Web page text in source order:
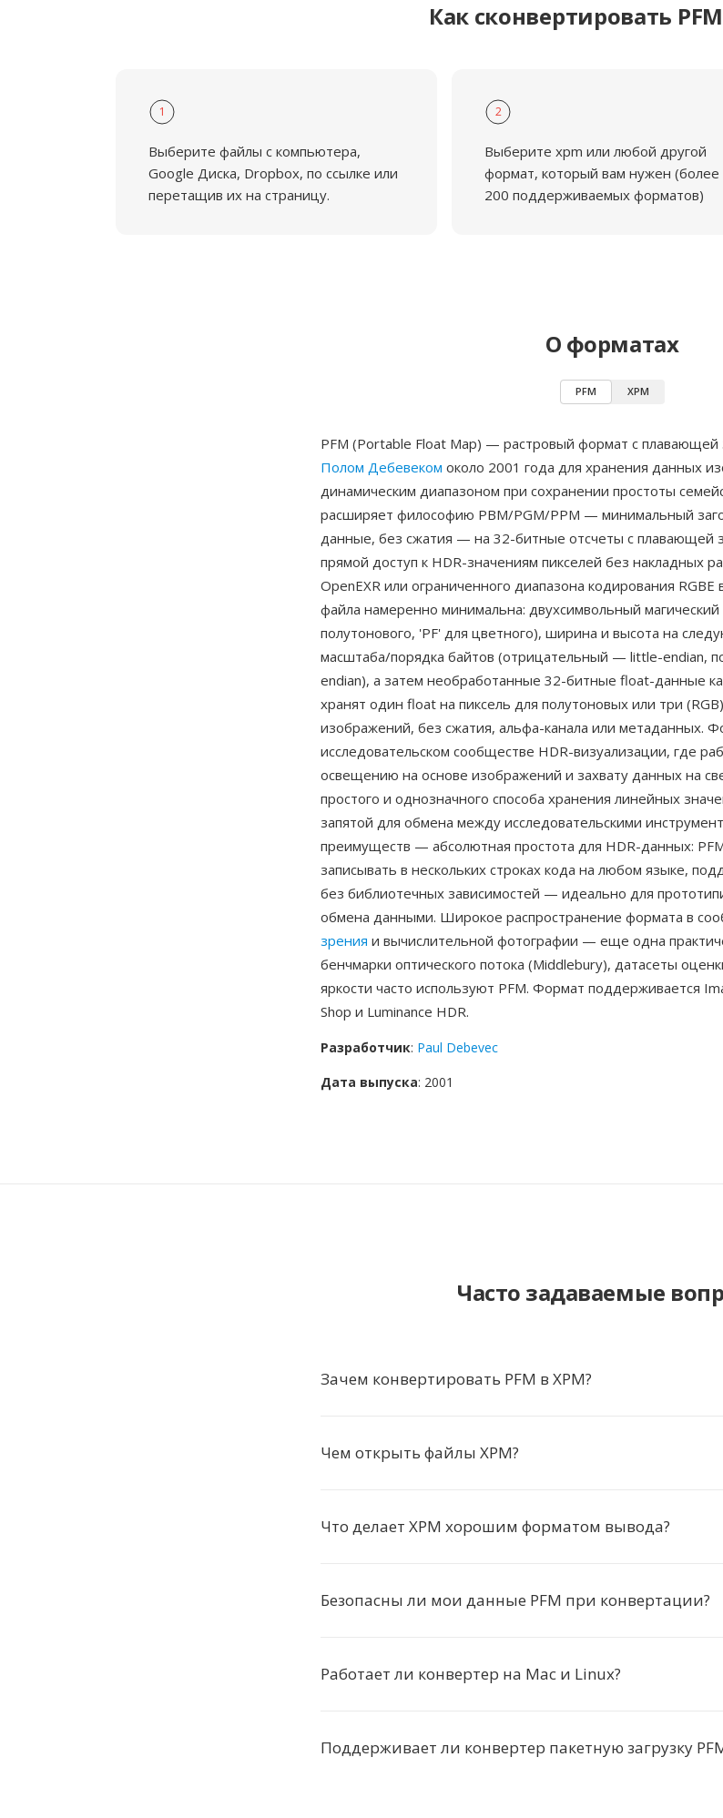
Как сконвертировать
1
Выберите файлы с компьютера,
Google Диска, Dropbox, по ссылке или
перетащив их на страницу.
2
Выберите xpm или любой другой
формат, который вам нужен (более
200 поддерживаемых форматов)
О форматах
PFM XPM
PFM (Portable Float Map) — растровый формат с плавающей
Полом Дебевеком около 2001 года для хранения данных
динамическим диапазоном при сохранении простоты
расширяет философию PBM/PGM/PPM — минимальный
данные, без сжатия — на 32-битные отсчеты с плавающей
прямой доступ к HDR-значениям пикселей без накладных
OpenEXR или ограниченного диапазона кодирования RGBE
файла намеренно минимальна: двухсимвольный
полутонового, 'PF' для цветного), ширина и высота на
масштаба/порядка байтов (отрицательный — little-endian,
endian), а затем необработанные 32-битные float-данные
хранят один float на пиксель для полутоновых или три
изображений, без сжатия, альфа-канала или метаданных.
исследовательском сообществе HDR-визуализации, где
освещению на основе изображений и захвату данных на
простого и однозначного способа хранения линейных
запятой для обмена между исследовательскими
преимуществ — абсолютная простота для HDR-данных:
записывать в нескольких строках кода на любом языке,
без библиотечных зависимостей — идеально для
обмена данными. Широкое распространение формата в
зрения и вычислительной фотографии — еще одна
бенчмарки оптического потока (Middlebury), датасеты
яркости часто используют PFM. Формат поддерживается
Shop и Luminance HDR.
Разработчик: Paul Debevec
Дата выпуска: 2001
Часто задаваемые
Зачем конвертировать PFM в XPM?
Чем открыть файлы XPM?
Что делает XPM хорошим форматом вывода?
Безопасны ли мои данные PFM при конвертации?
Работает ли конвертер на Mac и Linux?
Поддерживает ли конвертер пакетную загрузку